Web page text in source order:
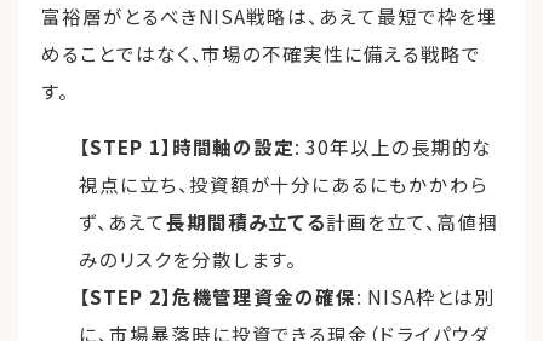
富裕層がとるべきNISA戦略は、あえて最短で枠を埋
めることではなく、市場の不確実性に備える戦略で
す。
【STEP 1】時間軸の設定: 30年以上の長期的な
視点に立ち、投資額が十分にあるにもかかわら
ず、あえて長期間積み立てる計画を立て、高値掴
みのリスクを分散します。
【STEP 2】危機管理資金の確保: NISA枠とは別
に、市場暴落時に投資できる現金（ドライパウダ